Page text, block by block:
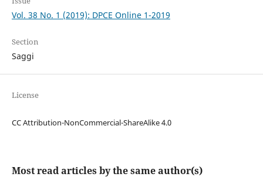
Vol. 38 No. 1 (2019): DPCE Online 1-2019
Section
Saggi
License
CC Attribution-NonCommercial-ShareAlike 4.0
Most read articles by the same author(s)